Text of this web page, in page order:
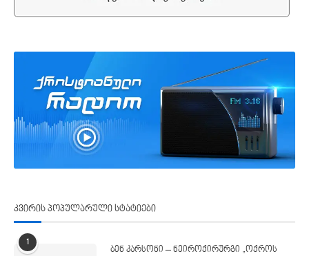
კვირის პოპულარული სტატიები
1
ბენ კარსონი – ნეიროქირურგი „ოქროს